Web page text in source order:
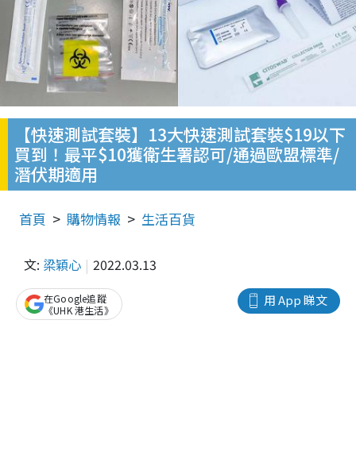
【快速測試套裝】13大快速測試套裝$19以下
買到！最平$10獲衛生署認可/通過歐盟標準/
潛伏期適用
首頁 購物情報 生活百貨
文: 梁穎心 2022.03.13
用 App 睇文
在Google追蹤
《UHK 港生活》